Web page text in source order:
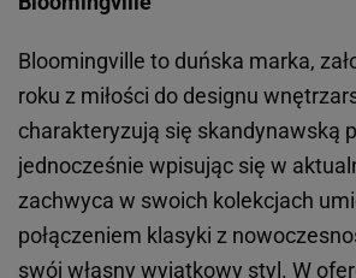
Bloomingville to duńska marka,
roku z miłości do designu
charakteryzują się skandynawską
jednocześnie wpisując się w
zachwyca w swoich kolekcjach
połączeniem klasyki z
swój własny wyjątkowy styl. W